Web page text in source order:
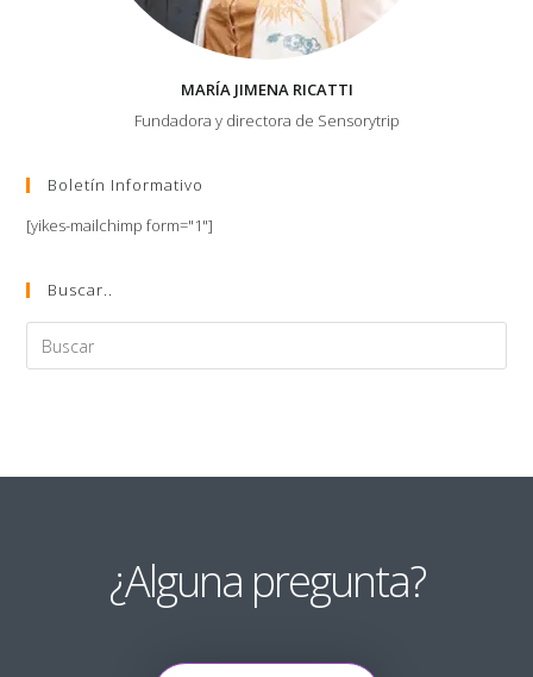
MARÍA JIMENA RICATTI
Fundadora y directora de Sensorytrip
Boletín Informativo
[yikes-mailchimp form="1"]
Buscar..
¿Alguna pregunta?